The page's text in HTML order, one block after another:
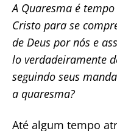
c
e
b
o
o
k
at
s
A
p
p
itt
er l
A Quaresma é
Cristo para se
de Deus por nós e
lo verdadeiramente
seguindo seus
a quaresma?
Até algum tempo